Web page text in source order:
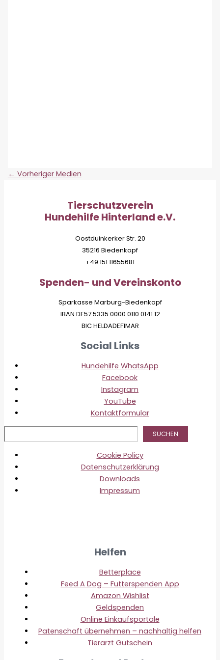
← Vorheriger Medien
Tierschutzverein
Hundehilfe Hinterland e.V.
Oostduinkerker Str. 20
35216 Biedenkopf
+49 151 11655681
Spenden- und Vereinskonto
Sparkasse Marburg-Biedenkopf
IBAN DE57 5335 0000 0110 0141 12
BIC HELDADEF1MAR
Social Links
Hundehilfe WhatsApp
Facebook
Instagram
YouTube
Kontaktformular
SUCHEN
Cookie Policy
Datenschutzerklärung
Downloads
Impressum
Helfen
Betterplace
Feed A Dog – Futterspenden App
Amazon Wishlist
Geldspenden
Online Einkaufsportale
Patenschaft übernehmen – nachhaltig helfen
Tierarzt Gutschein